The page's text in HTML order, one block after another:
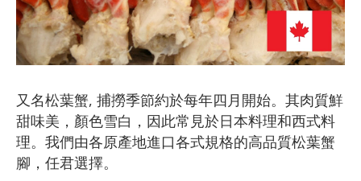
又名松葉蟹, 捕撈季節約於每年四月開始。其肉質鮮
甜味美，顏色雪白，因此常見於日本料理和西式料
理。我們由各原產地進口各式規格的高品質松葉蟹
腳，任君選擇。